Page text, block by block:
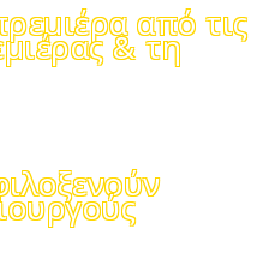
από τις
& τη